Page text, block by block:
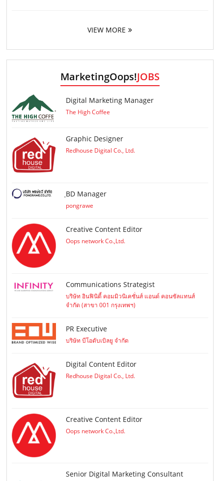
VIEW MORE
MarketingOops!JOBS
Digital Marketing Manager
The High Coffee
Graphic Designer
Redhouse Digital Co., Ltd.
ฺBD Manager
pongrawe
Creative Content Editor
Oops network Co.,Ltd.
Communications Strategist
บริษัท อินฟินิตี้ คอมมิวนิเคชั่นส์ แอนด์ คอนซัลแทนส์
จำกัด (สาขา 001 กรุงเทพฯ)
PR Executive
บริษัท บีโอดับเบิลยู จำกัด
Digital Content Editor
Redhouse Digital Co., Ltd.
Creative Content Editor
Oops network Co.,Ltd.
Senior Digital Marketing Consultant